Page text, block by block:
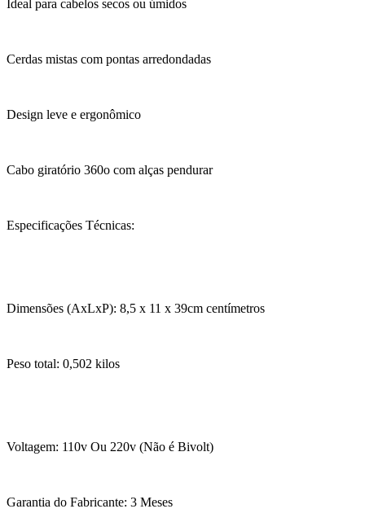
Ideal para cabelos secos ou úmidos
Cerdas mistas com pontas arredondadas
Design leve e ergonômico
Cabo giratório 360o com alças pendurar
Especificações Técnicas:
Dimensões (AxLxP): 8,5 x 11 x 39cm centímetros
Peso total: 0,502 kilos
Voltagem: 110v Ou 220v (Não é Bivolt)
Garantia do Fabricante: 3 Meses